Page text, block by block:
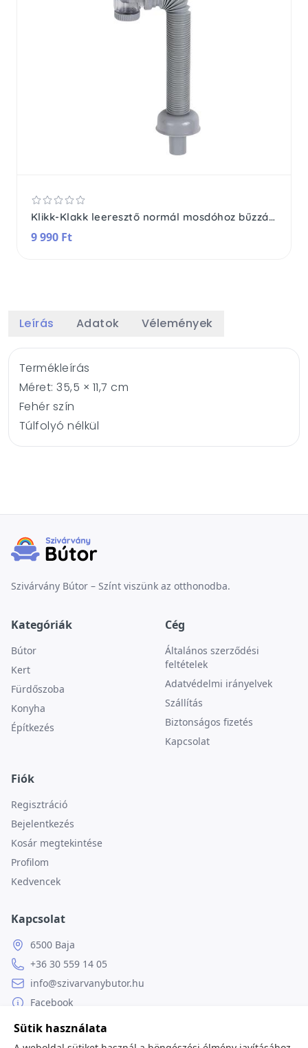
Klikk-Klakk leeresztő normál mosdóhoz bűzzáróval flexibilis csővel
9 990 Ft
Leírás Adatok Vélemények
Termékleírás
Méret: 35,5 × 11,7 cm
Fehér szín
Túlfolyó nélkül
Szivárvány Bútor – Színt viszünk az otthonodba.
Kategóriák
Bútor
Kert
Fürdőszoba
Konyha
Építkezés
Cég
Általános szerződési
feltételek
Adatvédelmi irányelvek
Szállítás
Biztonságos fizetés
Kapcsolat
Fiók
Regisztráció
Bejelentkezés
Kosár megtekintése
Profilom
Kedvencek
Kapcsolat
6500 Baja
+36 30 559 14 05
info@szivarvanybutor.hu
Facebook
Weboldal
Sütik használata